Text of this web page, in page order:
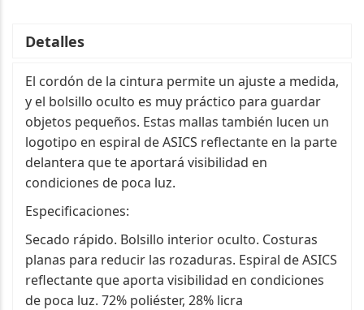
Detalles
El cordón de la cintura permite un ajuste a medida,
y el bolsillo oculto es muy práctico para guardar
objetos pequeños. Estas mallas también lucen un
logotipo en espiral de ASICS reflectante en la parte
delantera que te aportará visibilidad en
condiciones de poca luz.
Especificaciones:
Secado rápido. Bolsillo interior oculto. Costuras
planas para reducir las rozaduras. Espiral de ASICS
reflectante que aporta visibilidad en condiciones
de poca luz. 72% poliéster, 28% licra